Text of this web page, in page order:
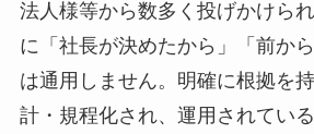
法人様等から数多く投げかけら
に「社長が決めたから」「前か
は通用しません。明確に根拠を
計・規程化され、運用されてい